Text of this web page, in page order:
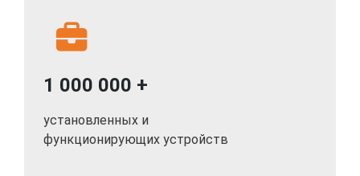
1 000 000 +
установленных и
функционирующих устройств